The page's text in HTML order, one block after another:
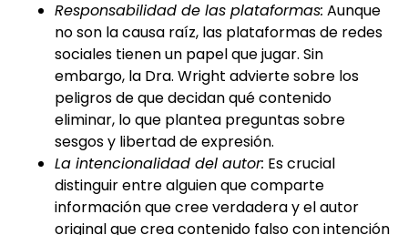
Responsabilidad de las plataformas: Aunque
no son la causa raíz, las plataformas de redes
sociales tienen un papel que jugar. Sin
embargo, la Dra. Wright advierte sobre los
peligros de que decidan qué contenido
eliminar, lo que plantea preguntas sobre
sesgos y libertad de expresión.
La intencionalidad del autor: Es crucial
distinguir entre alguien que comparte
información que cree verdadera y el autor
original que crea contenido falso con intención